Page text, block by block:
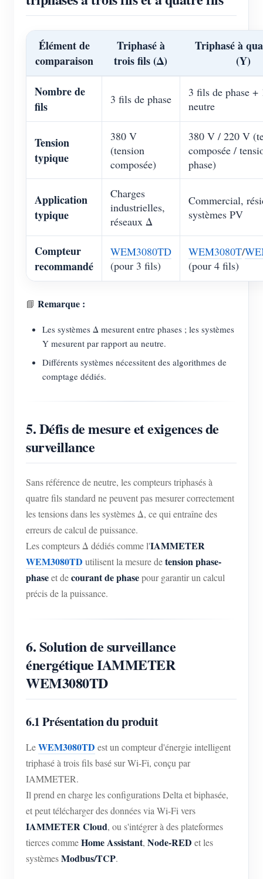
Élément de
comparaison
Triphasé à
trois fils (Δ)
Triphasé à
(Y)
Nombre de
fils
3 fils de phase
3 fils de phase
neutre
Tension
typique
380 V
(tension
composée)
380 V / 220 V
composée /
phase)
Application
typique
Charges
industrielles,
réseaux Δ
Commercial,
systèmes PV
Compteur
recommandé
WEM3080TD
(pour 3 fils)
WEM3080T/
(pour 4 fils)
📘 Remarque :
Les systèmes Δ mesurent entre phases ; les systèmes
Y mesurent par rapport au neutre.
Différents systèmes nécessitent des algorithmes de
comptage dédiés.
5. Défis de mesure et exigences de
surveillance
Sans référence de neutre, les compteurs triphasés à
quatre fils standard ne peuvent pas mesurer correctement
les tensions dans les systèmes Δ, ce qui entraîne des
erreurs de calcul de puissance.
Les compteurs Δ dédiés comme l'IAMMETER
WEM3080TD utilisent la mesure detension phase-
phaseet decourant de phasepour garantir un calcul
précis de la puissance.
6. Solution de surveillance
énergétique IAMMETER
WEM3080TD
6.1 Présentation du produit
LeWEM3080TD est un compteur d'énergie intelligent
triphasé à trois fils basé sur Wi-Fi, conçu par
IAMMETER.
Il prend en charge les configurations Delta et biphasée,
et peut télécharger des données via Wi-Fi vers
IAMMETER Cloud, ou s'intégrer à des plateformes
tierces commeHome Assistant, Node-RED et les
systèmesModbus/TCP.